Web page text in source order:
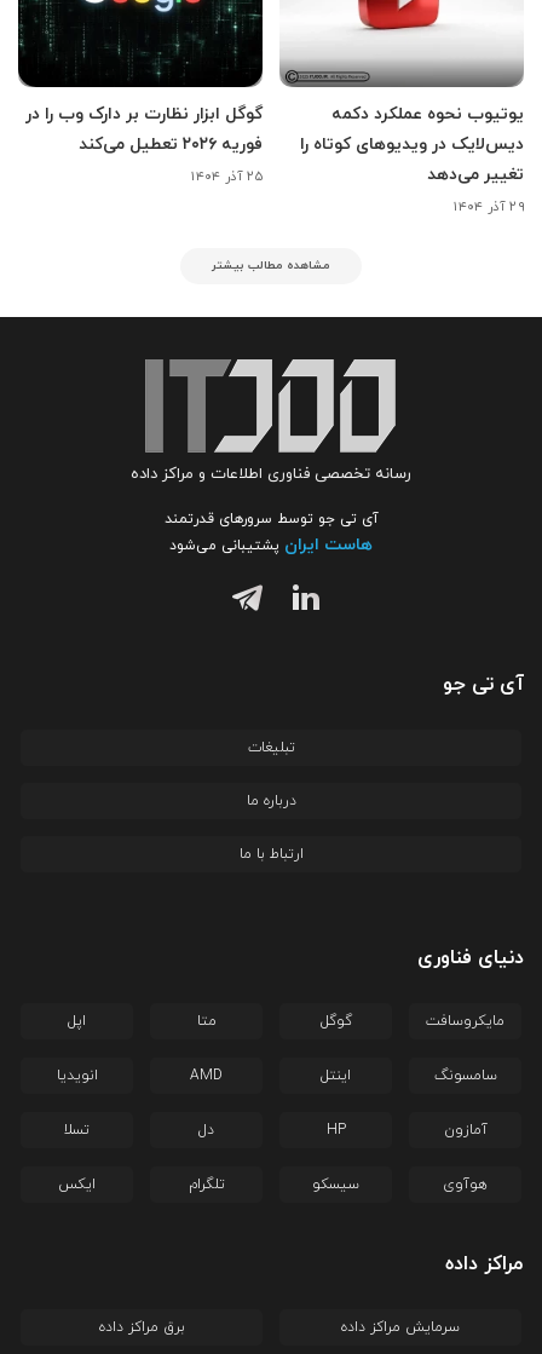
یوتیوب نحوه عملکرد دکمه
دیس‌لایک در ویدیوهای کوتاه را
تغییر می‌دهد
۲۹ آذر ۱۴۰۴
گوگل ابزار نظارت بر دارک وب را در
فوریه ۲۰۲۶ تعطیل می‌کند
۲۵ آذر ۱۴۰۴
مشاهده مطالب بیشتر
رسانه تخصصی فناوری اطلاعات و مراکز داده
آی تی جو توسط سرورهای قدرتمند
هاست ایران پشتیبانی می‌شود
آی تی جو
تبلیغات
درباره ما
ارتباط با ما
دنیای فناوری
مایکروسافت گوگل متا اپل
سامسونگ اینتل AMD انویدیا
آمازون HP دل تسلا
هوآوی سیسکو تلگرام ایکس
مراکز داده
سرمایش مراکز داده برق مراکز داده